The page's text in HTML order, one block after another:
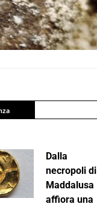
Dalla
necropoli di
Maddalusa
affiora una